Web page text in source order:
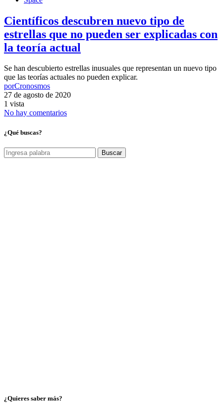
Científicos descubren nuevo tipo de
estrellas que no pueden ser explicadas con
la teoría actual
Se han descubierto estrellas inusuales que representan un nuevo tipo
que las teorías actuales no pueden explicar.
porCronosmos
27 de agosto de 2020
1 vista
No hay comentarios
¿Qué buscas?
Buscar
¿Quieres saber más?